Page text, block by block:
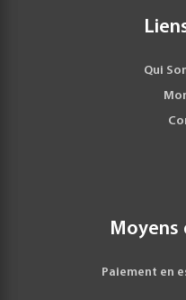
Qui
Moyens
Paiement en